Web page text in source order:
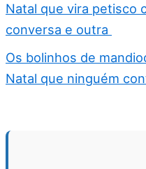
Natal que vira petisco
conversa e outra
Os bolinhos de
Natal que ninguém